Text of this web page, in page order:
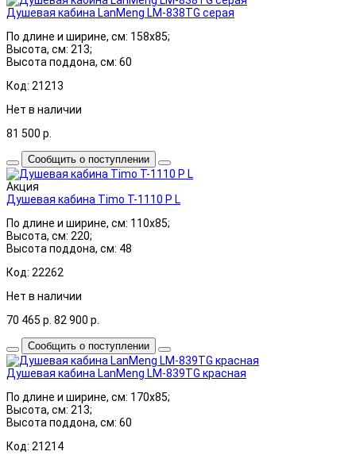
Душевая кабина LanMeng LM-838TG серая
По длине и ширине, см: 158x85;
Высота, см: 213;
Высота поддона, см: 60
Код: 21213
Нет в наличии
81 500 р.
Сообщить о поступлении
Акция
Душевая кабина Timo T-1110 P L
По длине и ширине, см: 110x85;
Высота, см: 220;
Высота поддона, см: 48
Код: 22262
Нет в наличии
70 465 р. 82 900 р.
Сообщить о поступлении
Душевая кабина LanMeng LM-839TG красная
По длине и ширине, см: 170x85;
Высота, см: 213;
Высота поддона, см: 60
Код: 21214